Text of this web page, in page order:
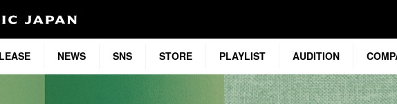
NEWS SNS STORE PLAYLIST AUDITION